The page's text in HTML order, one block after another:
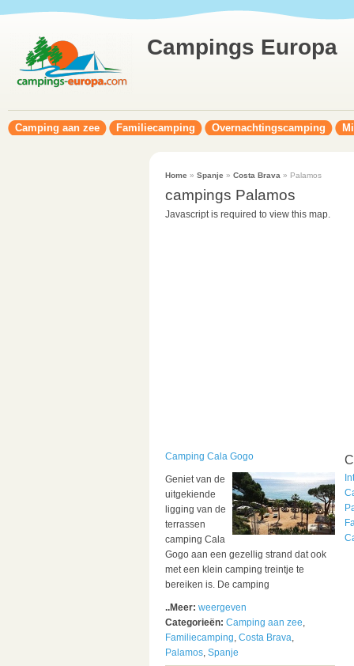
Campings Europa
Camping aan zee Familiecamping Overnachtingscamping
Home » Spanje » Costa Brava » Palamos
campings Palamos
Javascript is required to view this map.
Camping Cala Gogo
Geniet van de
uitgekiende
ligging van de
terrassen
camping Cala
Gogo aan een gezellig strand dat ook
met een klein camping treintje te
bereiken is. De camping
..Meer: weergeven
Categorieën: Camping aan zee,
Familiecamping, Costa Brava,
Palamos, Spanje